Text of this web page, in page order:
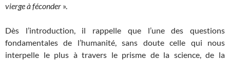
vierge à féconder ».
Dès l’introduction, il rappelle que l’une des questions
fondamentales de l’humanité, sans doute celle qui nous
interpelle le plus à travers le prisme de la science, de la